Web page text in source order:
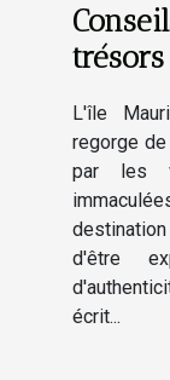
L'île
regorge
par les
d'être
écrit...